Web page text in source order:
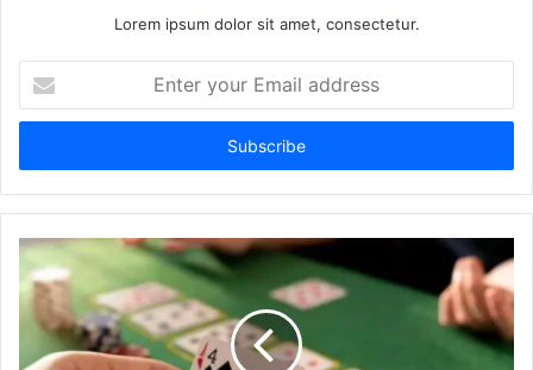
Lorem ipsum dolor sit amet, consectetur.
t
r
y
u
E